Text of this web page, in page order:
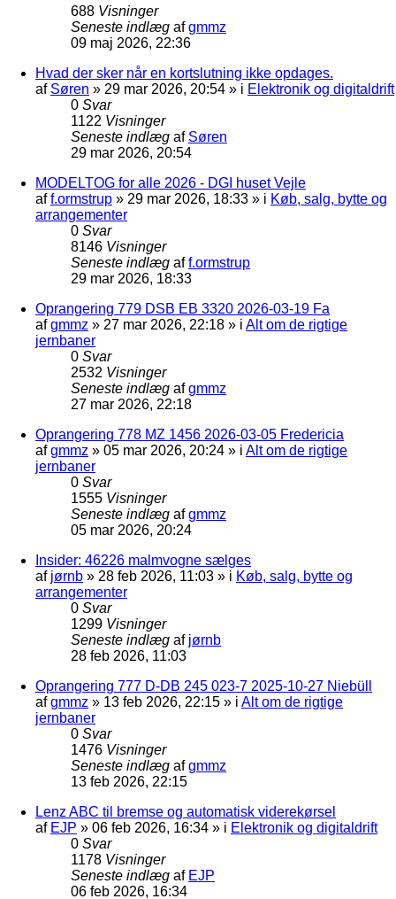
688 Visninger
Seneste indlæg afgmmz
09 maj 2026, 22:36
Hvad der sker når en kortslutning ikke opdages.
af Søren » 29 mar 2026, 20:54 » i Elektronik og digitaldrift
0 Svar
1122 Visninger
Seneste indlæg af Søren
29 mar 2026, 20:54
MODELTOG for alle 2026 - DGI huset Vejle
aff.ormstrup » 29 mar 2026, 18:33 » i Køb, salg, bytte og
arrangementer
0 Svar
8146 Visninger
Seneste indlæg aff.ormstrup
29 mar 2026, 18:33
Oprangering 779 DSB EB 3320 2026-03-19 Fa
afgmmz » 27 mar 2026, 22:18 » i Alt om de rigtige
jernbaner
0 Svar
2532 Visninger
Seneste indlæg afgmmz
27 mar 2026, 22:18
Oprangering 778 MZ 1456 2026-03-05 Fredericia
afgmmz » 05 mar 2026, 20:24 » i Alt om de rigtige
jernbaner
0 Svar
1555 Visninger
Seneste indlæg afgmmz
05 mar 2026, 20:24
Insider: 46226 malmvogne sælges
af jørnb » 28 feb 2026, 11:03 » i Køb, salg, bytte og
arrangementer
0 Svar
1299 Visninger
Seneste indlæg af jørnb
28 feb 2026, 11:03
Oprangering 777 D-DB 245 023-7 2025-10-27 Niebüll
afgmmz » 13 feb 2026, 22:15 » i Alt om de rigtige
jernbaner
0 Svar
1476 Visninger
Seneste indlæg afgmmz
13 feb 2026, 22:15
Lenz ABC til bremse og automatisk viderekørsel
af EJP » 06 feb 2026, 16:34 » i Elektronik og digitaldrift
0 Svar
1178 Visninger
Seneste indlæg af EJP
06 feb 2026, 16:34